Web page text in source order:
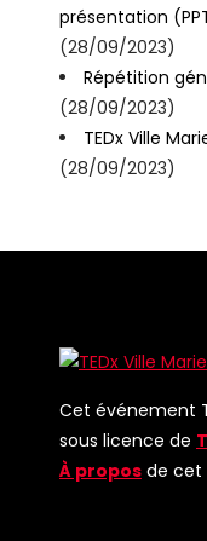
présentation
(28/09/2023)
Répétition
(28/09/2023)
TEDx Ville
(28/09/2023)
Cet événement
sous licence de
À propos de cet